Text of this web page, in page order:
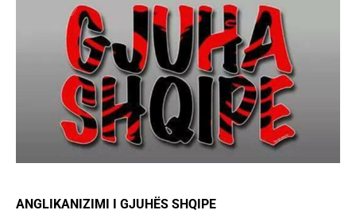
ANGLIKANIZIMI I GJUHËS SHQIPE